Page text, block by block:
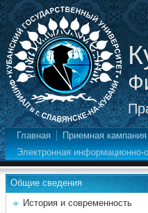
Главная Приемная
Электронная
Общие сведения
История и современность